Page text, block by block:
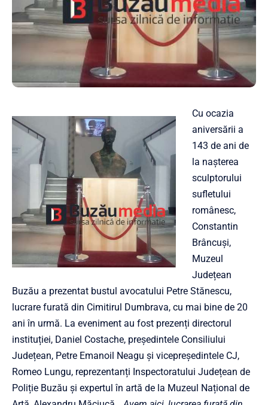
Cu ocazia
aniversării a
143 de ani de
la naşterea
sculptorului
sufletului
românesc,
Constantin
Brâncuși,
Muzeul
Județean
Buzău a prezentat bustul avocatului Petre Stănescu,
lucrare furată din Cimitirul Dumbrava, cu mai bine de 20
ani în urmă. La eveniment au fost prezenți directorul
instituției, Daniel Costache, președintele Consiliului
Județean, Petre Emanoil Neagu și vicepreședintele CJ,
Romeo Lungu, reprezentanți Inspectoratului Județean de
Poliție Buzău și expertul în artă de la Muzeul Național de